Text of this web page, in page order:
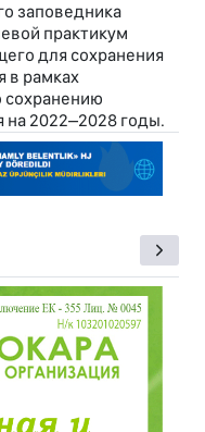
заповедника
практикум
для сохранения
в рамках
сохранению
на 2022–2028 годы.